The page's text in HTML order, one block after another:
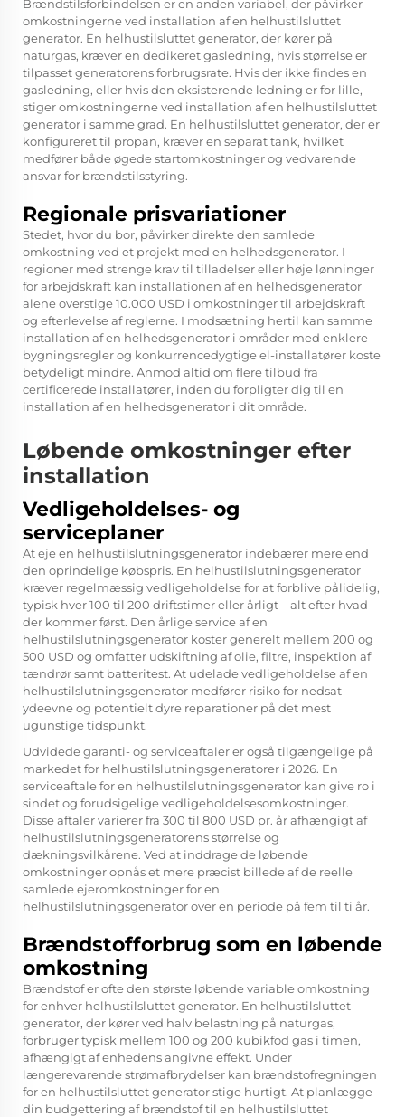
Brændstilsforbindelsen er en anden variabel, der påvirker
omkostningerne ved installation af en helhustilsluttet
generator. En helhustilsluttet generator, der kører på
naturgas, kræver en dedikeret gasledning, hvis størrelse er
tilpasset generatorens forbrugsrate. Hvis der ikke findes en
gasledning, eller hvis den eksisterende ledning er for lille,
stiger omkostningerne ved installation af en helhustilsluttet
generator i samme grad. En helhustilsluttet generator, der er
konfigureret til propan, kræver en separat tank, hvilket
medfører både øgede startomkostninger og vedvarende
ansvar for brændstilsstyring.
Regionale prisvariationer
Stedet, hvor du bor, påvirker direkte den samlede
omkostning ved et projekt med en helhedsgenerator. I
regioner med strenge krav til tilladelser eller høje lønninger
for arbejdskraft kan installationen af en helhedsgenerator
alene overstige 10.000 USD i omkostninger til arbejdskraft
og efterlevelse af reglerne. I modsætning hertil kan samme
installation af en helhedsgenerator i områder med enklere
bygningsregler og konkurrencedygtige el-installatører koste
betydeligt mindre. Anmod altid om flere tilbud fra
certificerede installatører, inden du forpligter dig til en
installation af en helhedsgenerator i dit område.
Løbende omkostninger efter
installation
Vedligeholdelses- og
serviceplaner
At eje en helhustilslutningsgenerator indebærer mere end
den oprindelige købspris. En helhustilslutningsgenerator
kræver regelmæssig vedligeholdelse for at forblive pålidelig,
typisk hver 100 til 200 driftstimer eller årligt – alt efter hvad
der kommer først. Den årlige service af en
helhustilslutningsgenerator koster generelt mellem 200 og
500 USD og omfatter udskiftning af olie, filtre, inspektion af
tændrør samt batteritest. At udelade vedligeholdelse af en
helhustilslutningsgenerator medfører risiko for nedsat
ydeevne og potentielt dyre reparationer på det mest
ugunstige tidspunkt.
Udvidede garanti- og serviceaftaler er også tilgængelige på
markedet for helhustilslutningsgeneratorer i 2026. En
serviceaftale for en helhustilslutningsgenerator kan give ro i
sindet og forudsigelige vedligeholdelsesomkostninger.
Disse aftaler varierer fra 300 til 800 USD pr. år afhængigt af
helhustilslutningsgeneratorens størrelse og
dækningsvilkårene. Ved at inddrage de løbende
omkostninger opnås et mere præcist billede af de reelle
samlede ejeromkostninger for en
helhustilslutningsgenerator over en periode på fem til ti år.
Brændstofforbrug som en løbende
omkostning
Brændstof er ofte den største løbende variable omkostning
for enhver helhustilsluttet generator. En helhustilsluttet
generator, der kører ved halv belastning på naturgas,
forbruger typisk mellem 100 og 200 kubikfod gas i timen,
afhængigt af enhedens angivne effekt. Under
længerevarende strømafbrydelser kan brændstofregningen
for en helhustilsluttet generator stige hurtigt. At planlægge
din budgettering af brændstof til en helhustilsluttet